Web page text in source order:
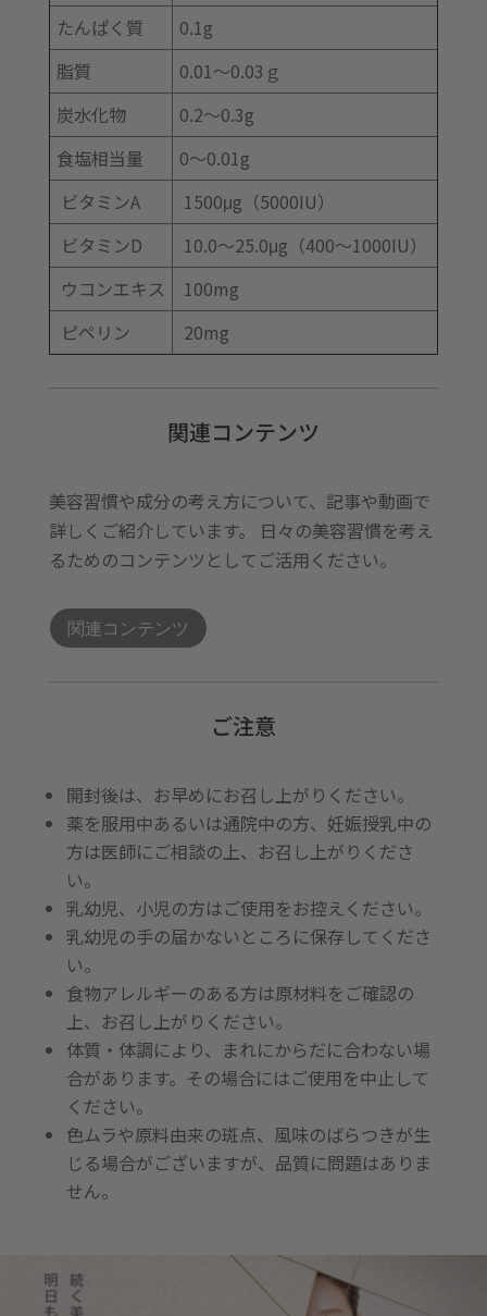
たんぱく質
0.1g
脂質
0.01～0.03ｇ
炭水化物
0.2～0.3g
食塩相当量
0～0.01g
ビタミンA
1500μg（5000IU）
ビタミンD
10.0～25.0μg（400～1000IU）
ウコンエキス
100mg
ピペリン
20mg
関連コンテンツ
美容習慣や成分の考え方について、記事や動画で
詳しくご紹介しています。 日々の美容習慣を考え
るためのコンテンツとしてご活用ください。
関連コンテンツ
ご注意
開封後は、お早めにお召し上がりください。
薬を服用中あるいは通院中の方、妊娠授乳中の
方は医師にご相談の上、お召し上がりくださ
い。
乳幼児、小児の方はご使用をお控えください。
乳幼児の手の届かないところに保存してくださ
い。
食物アレルギーのある方は原材料をご確認の
上、お召し上がりください。
体質・体調により、まれにからだに合わない場
合があります。その場合にはご使用を中止して
ください。
色ムラや原料由来の斑点、風味のばらつきが生
じる場合がございますが、品質に問題はありま
せん。